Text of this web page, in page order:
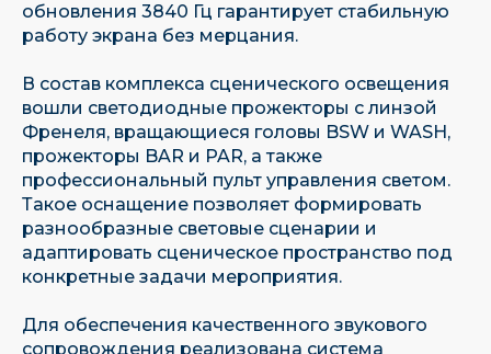
обновления 3840 Гц гарантирует стабильную
работу экрана без мерцания.
В состав комплекса сценического освещения
вошли светодиодные прожекторы с линзой
Френеля, вращающиеся головы BSW и WASH,
прожекторы BAR и PAR, а также
профессиональный пульт управления светом.
Такое оснащение позволяет формировать
разнообразные световые сценарии и
адаптировать сценическое пространство под
конкретные задачи мероприятия.
Для обеспечения качественного звукового
сопровождения реализована система